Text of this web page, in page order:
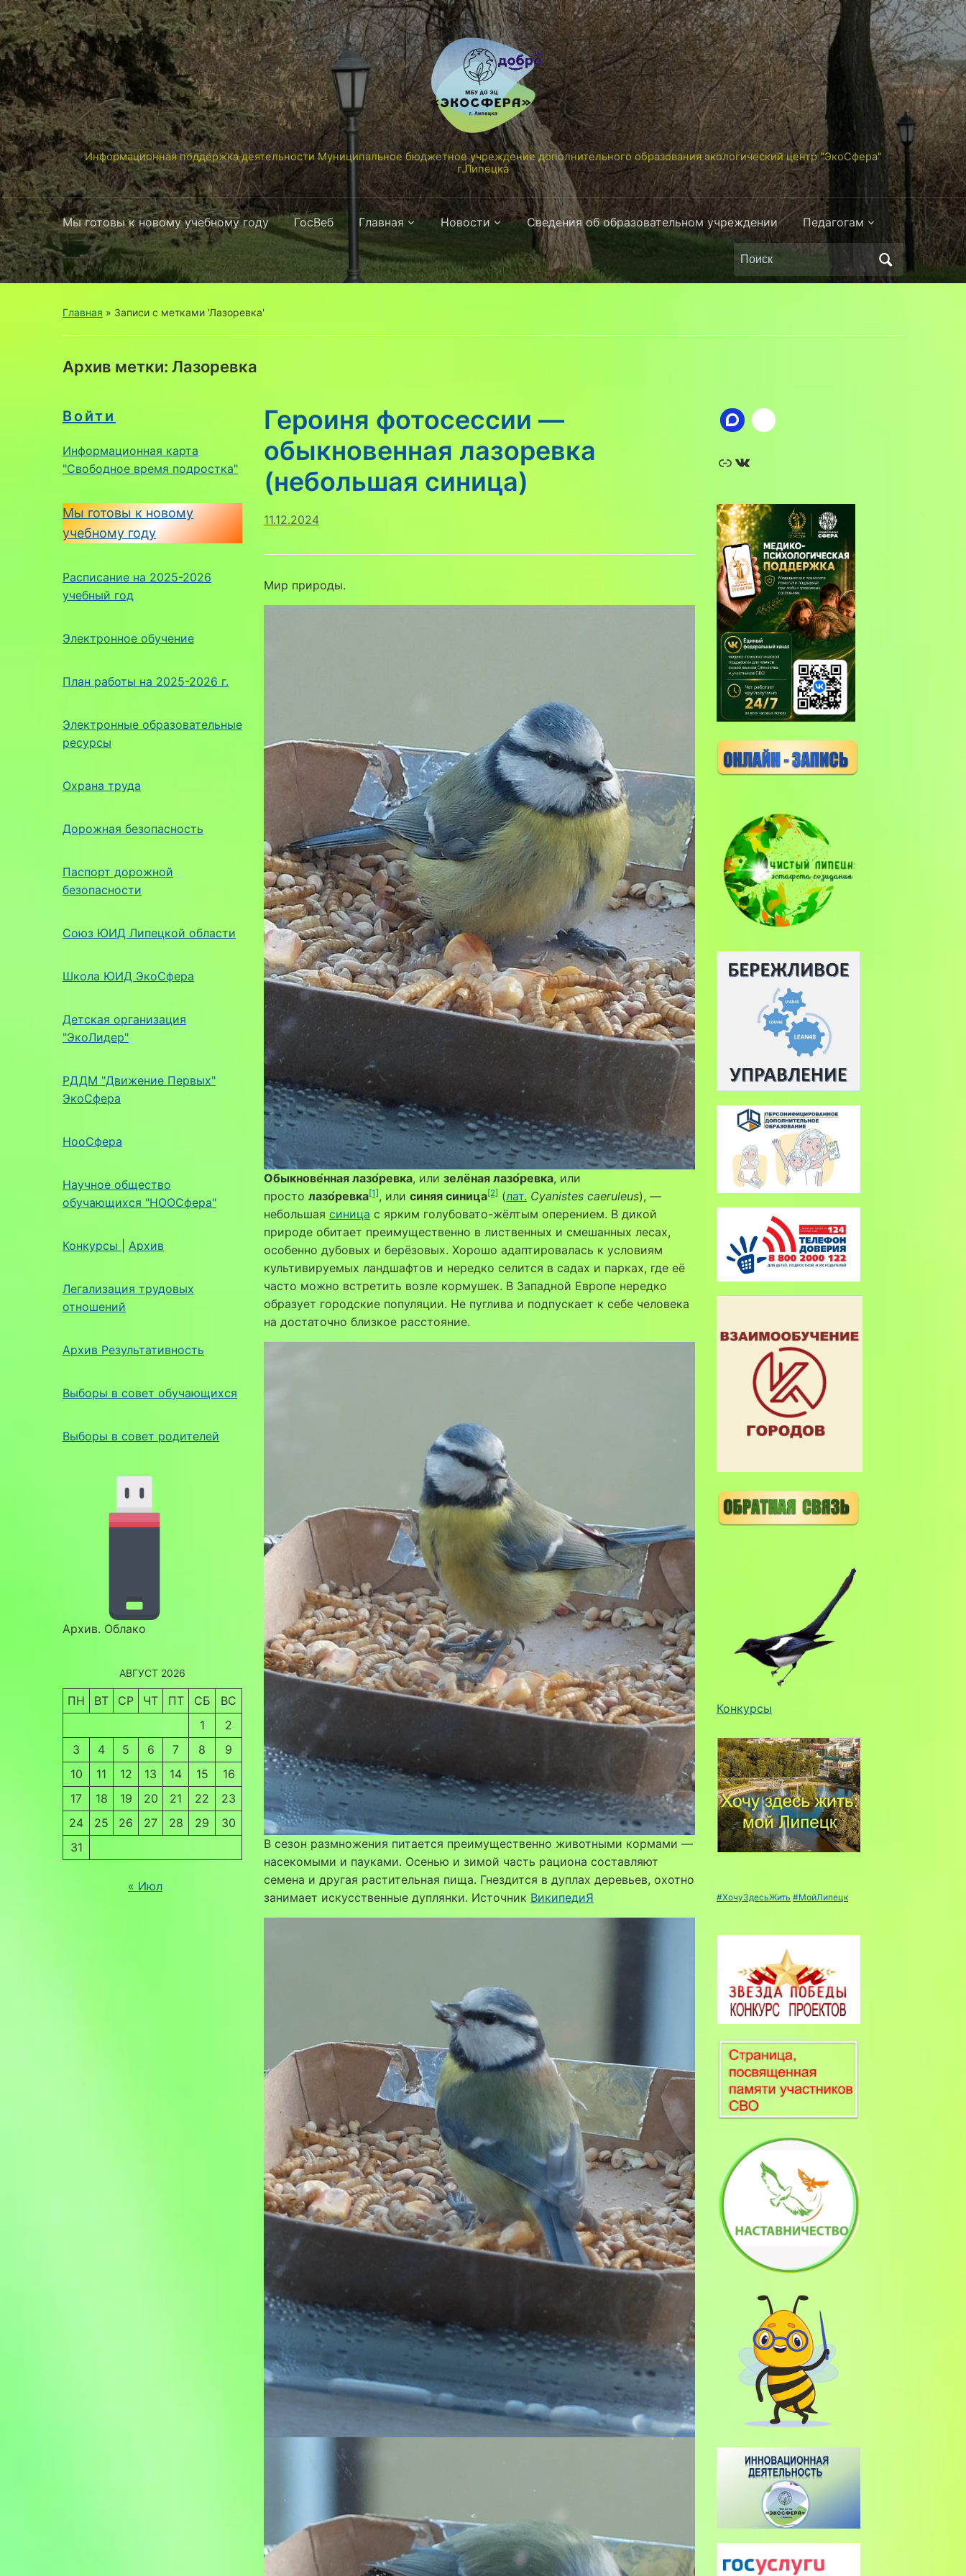
Информационная поддержка деятельности Муниципальное бюджетное учреждение дополнительного образования экологический центр "ЭкоСфера"
г.Липецка
Мы готовы к новому учебному году ГосВеб Главная Новости Сведения об образовательном учреждении Педагогам
Поиск
по:
Главная » Записи с метками 'Лазоревка'
Архив метки: Лазоревка
Войти
Информационная карта
"Свободное время подростка"
Мы готовы к новому
учебному году
Расписание на 2025-2026
учебный год
Электронное обучение
План работы на 2025-2026 г.
Электронные образовательные
ресурсы
Охрана труда
Дорожная безопасность
Паспорт дорожной
безопасности
Союз ЮИД Липецкой области
Школа ЮИД ЭкоСфера
Детская организация
"ЭкоЛидер"
РДДМ "Движение Первых"
ЭкоСфера
НооСфера
Научное общество
обучающихся "НООСфера"
Конкурсы Архив
Легализация трудовых
отношений
Архив Результативность
Выборы в совет обучающихся
Выборы в совет родителей
Архив. Облако
АВГУСТ 2026
ПН ВТ СР ЧТ ПТ СБ
ВС
1
2
3
4 5 6 7 8
9
10
11 12 13 14 15
16
17
18 19 20 21 22
23
24
25 26 27 28 29
30
31
« Июл
Героиня фотосессии —
обыкновенная лазоревка
(небольшая синица)
11.12.2024
Мир природы.
Обыкнове́нная лазо́ревка, или зелёная лазо́ревка, или
просто лазо́ревка[1], или синяя синица[2] (лат. Cyanistes caeruleus), —
небольшая синица с ярким голубовато-жёлтым оперением. В дикой
природе обитает преимущественно в лиственных и смешанных лесах,
особенно дубовых и берёзовых. Хорошо адаптировалась к условиям
культивируемых ландшафтов и нередко селится в садах и парках, где её
часто можно встретить возле кормушек. В Западной Европе нередко
образует городские популяции. Не пуглива и подпускает к себе человека
на достаточно близкое расстояние.
В сезон размножения питается преимущественно животными кормами —
насекомыми и пауками. Осенью и зимой часть рациона составляют
семена и другая растительная пища. Гнездится в дуплах деревьев, охотно
занимает искусственные дуплянки. Источник ВикипедиЯ
Ссылка
Конкурсы
#ХочуЗдесьЖить #МойЛипецк